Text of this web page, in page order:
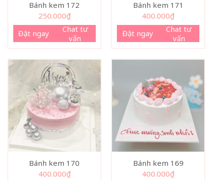
Bánh kem 172
250.000₫
Đặt ngay
Chat tư
vấn
Bánh kem 171
400.000₫
Đặt ngay
Chat tư
vấn
Bánh kem 170
400.000₫
Bánh kem 169
400.000₫